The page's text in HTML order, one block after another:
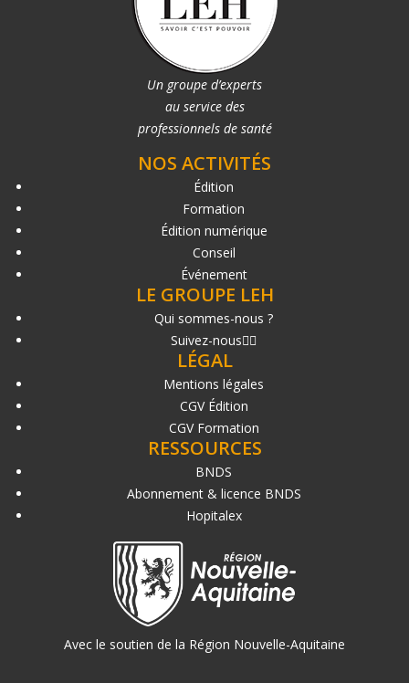
Un groupe d’experts
au service des
professionnels de santé
NOS ACTIVITÉS
Édition
Formation
Édition numérique
Conseil
Événement
LE GROUPE LEH
Qui sommes-nous ?
Suivez-nous
LÉGAL
Mentions légales
CGV Édition
CGV Formation
RESSOURCES
BNDS
Abonnement & licence BNDS
Hopitalex
Avec le soutien de la Région Nouvelle-Aquitaine